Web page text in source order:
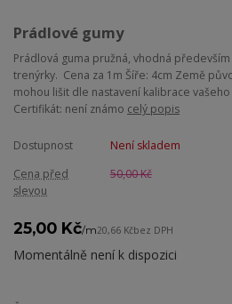
Prádlové gumy
Prádlová guma pružná, vhodná
trenýrky. Cena za 1m Šíře: 4cm Země
mohou lišit dle nastavení kalibrace vašeho
Certifikát: není známo celý popis
Dostupnost
Není skladem
Cena před
slevou
50,00 Kč
25,00 Kč/m20,66 Kčbez DPH
Momentálně není k dispozici